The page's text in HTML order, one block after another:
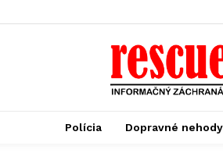
Polícia Dopravné nehody